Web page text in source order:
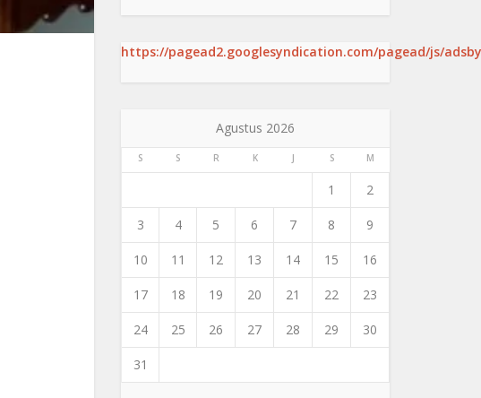
https://pagead2.googlesyndication.com/pagead/js/
Agustus 2026
S S R K J S M
1 2
3 4 5 6 7 8 9
10 11 12 13 14 15 16
17 18 19 20 21 22 23
24 25 26 27 28 29 30
31